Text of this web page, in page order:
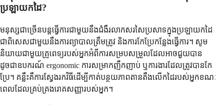
ប្រឡាយកដៃ?
មនុស្សជាច្រើនបន្តធ្វើការជាមួយនឹងជំងឺរលាកសរសៃប្រសាទក្នុងប្រឡាយកដៃ
ជាពិសេសជាមួយនឹងការព្យាបាលត្រឹមត្រូវ និងការកែប្រែកន្លែងធ្វើការ។ សូម
និយាយជាមួយគ្រូពេទ្យរបស់អ្នកអំពីការសម្របសម្រួលដែលអាចជួយបាន
ដូចជាឧបករណ៍ ergonomic ការសម្រាកញឹកញាប់ ឬការងារដែលត្រូវបានកែ
ប្រែ។ គន្លឹះគឺការស្វែងរកវិធីដើម្បីកាត់បន្ថយភាពតានតឹងលើកដៃរបស់អ្នកខណៈ
ពេលដែលគ្រប់គ្រងរោគសញ្ញារបស់អ្នក។